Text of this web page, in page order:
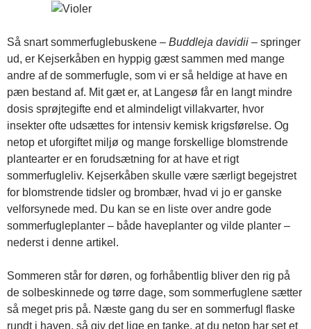
Så snart sommerfuglebuskene – Buddleja davidii – springer
ud, er Kejserkåben en hyppig gæst sammen med mange
andre af de sommerfugle, som vi er så heldige at have en
pæn bestand af. Mit gæt er, at Langesø får en langt mindre
dosis sprøjtegifte end et almindeligt villakvarter, hvor
insekter ofte udsættes for intensiv kemisk krigsførelse. Og
netop et uforgiftet miljø og mange forskellige blomstrende
plantearter er en forudsætning for at have et rigt
sommerfugleliv. Kejserkåben skulle være særligt begejstret
for blomstrende tidsler og brombær, hvad vi jo er ganske
velforsynede med. Du kan se en liste over andre gode
sommerfugleplanter – både haveplanter og vilde planter –
nederst i denne artikel.
Sommeren står for døren, og forhåbentlig bliver den rig på
de solbeskinnede og tørre dage, som sommerfuglene sætter
så meget pris på. Næste gang du ser en sommerfugl flaske
rundt i haven, så giv det lige en tanke, at du netop har set et